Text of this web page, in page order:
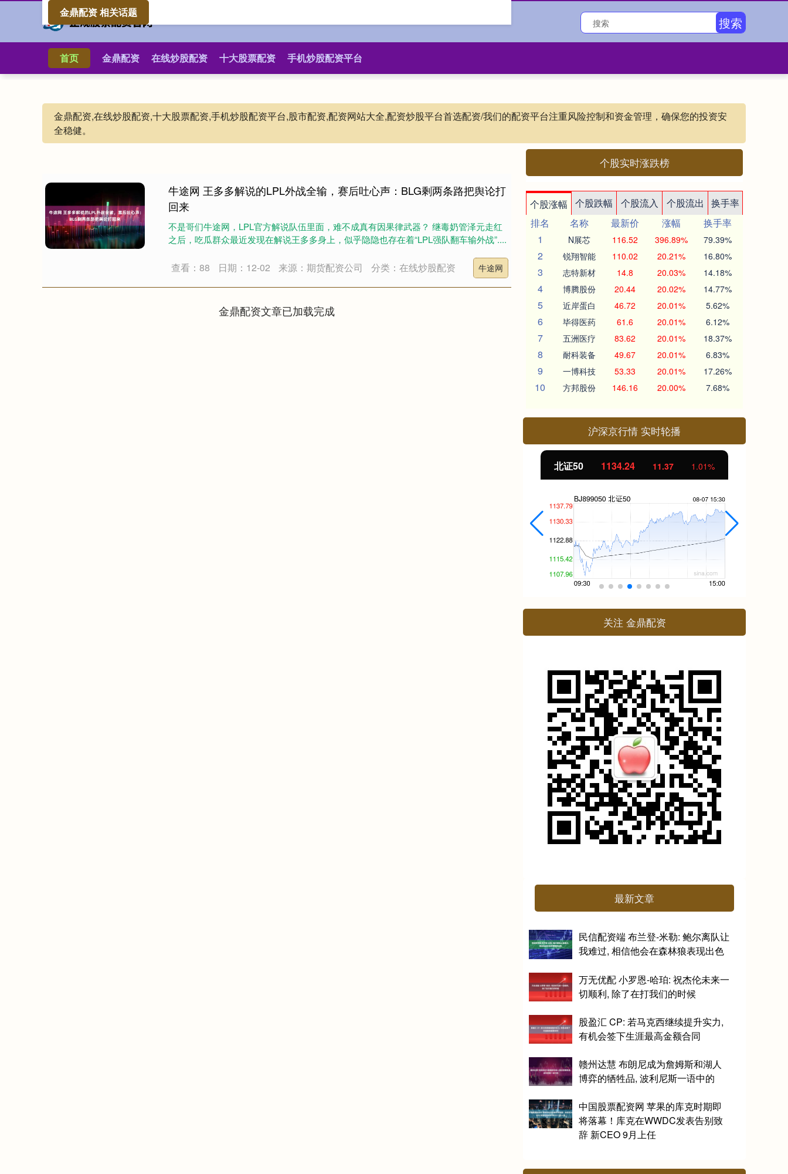
搜索
首页 金鼎配资 在线炒股配资 十大股票配资 手机炒股配资平台
金鼎配资,在线炒股配资,十大股票配资,手机炒股配资平台,股市配资,配资网站大全,配资炒股平台首选配资/我们的配资平台注重风险控制和资金管理，确保您的投资安
全稳健。
金鼎配资 相关话题
牛途网 王多多解说的LPL外战全输，赛后吐心声：BLG剩两条路把舆论打
回来
不是哥们牛途网，LPL官方解说队伍里面，难不成真有因果律武器？ 继毒奶管泽元走红
之后，吃瓜群众最近发现在解说王多多身上，似乎隐隐也存在着“LPL强队翻车输外战”....
查看：88 日期：12-02 来源：期货配资公司 分类：在线炒股配资 牛途网
金鼎配资文章已加载完成
个股实时涨跌榜
个股涨幅 个股跌幅 个股流入 个股流出
换手率
排名
名称 最新价 涨幅
换手率
1
N展芯 116.52 396.89% 79.39%
2 锐翔智能 110.02 20.21% 16.80%
3 志特新材 14.8 20.03% 14.18%
4 博腾股份 20.44 20.02% 14.77%
5 近岸蛋白 46.72 20.01% 5.62%
6 毕得医药 61.6 20.01% 6.12%
7 五洲医疗 83.62 20.01% 18.37%
8 耐科装备 49.67 20.01% 6.83%
9 一博科技 53.33 20.01% 17.26%
10 方邦股份 146.16 20.00% 7.68%
沪深京行情 实时轮播
北证50 1134.24 11.37 1.01%
关注 金鼎配资
最新文章
民信配资端 布兰登-米勒: 鲍尔离队让
我难过, 相信他会在森林狼表现出色
万无优配 小罗恩-哈珀: 祝杰伦未来一
切顺利, 除了在打我们的时候
股盈汇 CP: 若马克西继续提升实力,
有机会签下生涯最高金额合同
赣州达慧 布朗尼成为詹姆斯和湖人
博弈的牺牲品, 波利尼斯一语中的
中国股票配资网 苹果的库克时期即
将落幕！库克在WWDC发表告别致
辞 新CEO 9月上任